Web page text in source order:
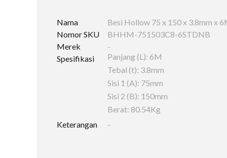
Nama
Besi Hollow 75 x 150 x 3.8mm x
Nomor SKU
BHHM-751503C8-6STDNB
Merek
-
Spesifikasi
Panjang (L): 6M
Tebal (t): 3.8mm
Sisi 1 (A): 75mm
Sisi 2 (B): 150mm
Berat: 80.54Kg
Keterangan
-